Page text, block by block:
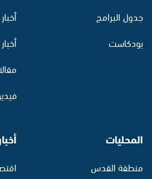
جدول البرامج
بودكاست
المحليات
منطقة القدس